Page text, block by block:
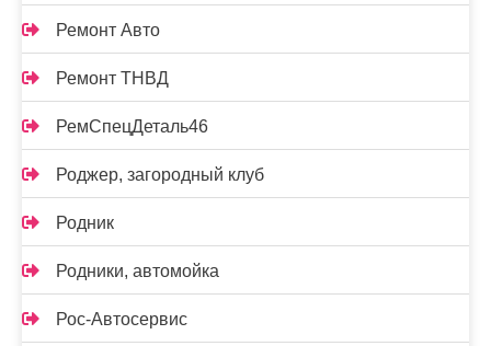
Ремонт Авто
Ремонт ТНВД
РемСпецДеталь46
Роджер, загородный клуб
Родник
Родники, автомойка
Рос-Автосервис